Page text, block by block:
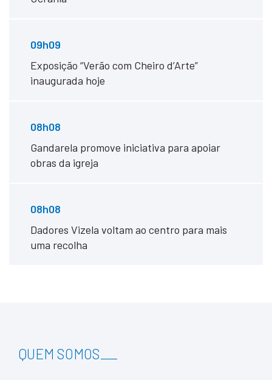
09h09
Exposição “Verão com Cheiro d’Arte”
inaugurada hoje
08h08
Gandarela promove iniciativa para apoiar
obras da igreja
08h08
Dadores Vizela voltam ao centro para mais
uma recolha
QUEM SOMOS